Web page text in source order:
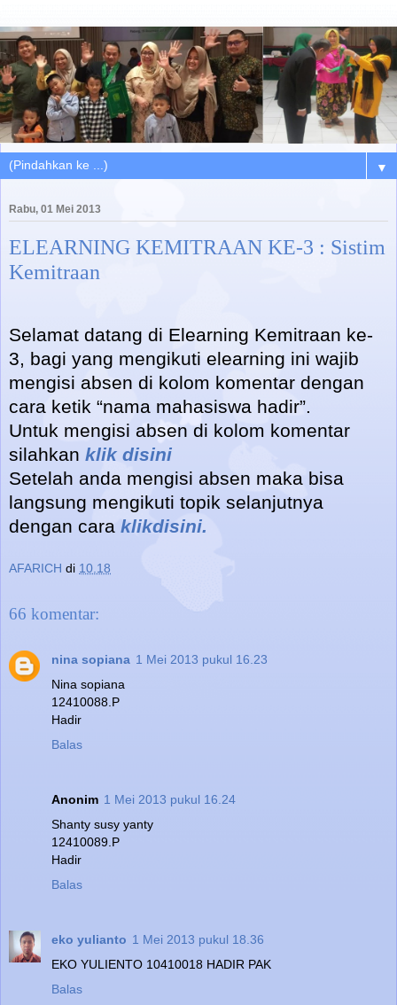
▼
Rabu, 01 Mei 2013
ELEARNING KEMITRAAN KE-3 : Sistim
Kemitraan
Selamat datang di Elearning Kemitraan ke-
3, bagi yang mengikuti elearning ini wajib
mengisi absen di kolom komentar dengan
cara ketik “nama mahasiswa hadir”.
Untuk mengisi absen di kolom komentar
silahkan klik disini
Setelah anda mengisi absen maka bisa
langsung mengikuti topik selanjutnya
dengan cara klikdisini.
AFARICH di 10.18
66 komentar:
nina sopiana 1 Mei 2013 pukul 16.23
Nina sopiana
12410088.P
Hadir
Balas
Anonim 1 Mei 2013 pukul 16.24
Shanty susy yanty
12410089.P
Hadir
Balas
eko yulianto 1 Mei 2013 pukul 18.36
EKO YULIENTO 10410018 HADIR PAK
Balas